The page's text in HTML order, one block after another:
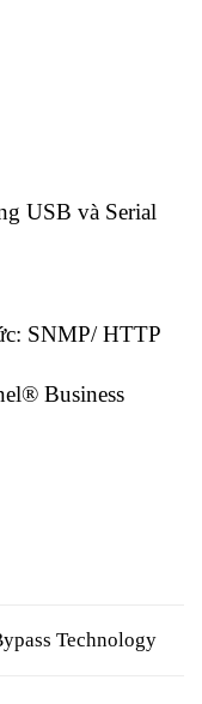
USB và Serial
SNMP/ HTTP
Business
Technology